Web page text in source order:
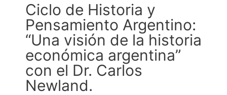
Ciclo de Historia y
Pensamiento Argentino:
“Una visión de la historia
económica argentina”
con el Dr. Carlos
Newland.